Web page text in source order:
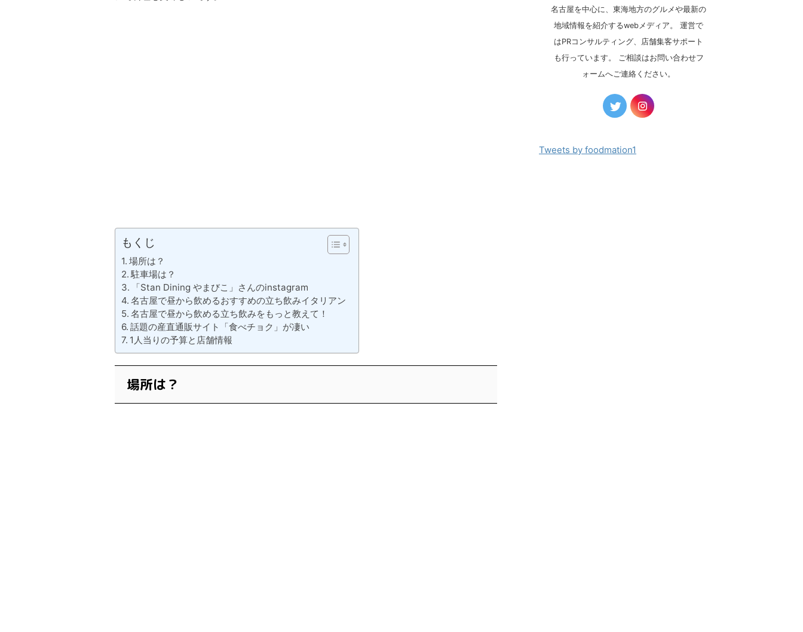
もくじ
場所は？
駐車場は？
「Stan Dining やまびこ」さんのinstagram
名古屋で昼から飲めるおすすめの立ち飲みイタリアン
名古屋で昼から飲める立ち飲みをもっと教えて！
話題の産直通販サイト「食べチョク」が凄い
1人当りの予算と店舗情報
場所は？
名古屋を中心に、東海地方のグルメや最新の
地域情報を紹介するwebメディア。 運営で
はPRコンサルティング、店舗集客サポート
も行っています。 ご相談はお問い合わせフ
ォームへご連絡ください。
Tweets by foodmation1